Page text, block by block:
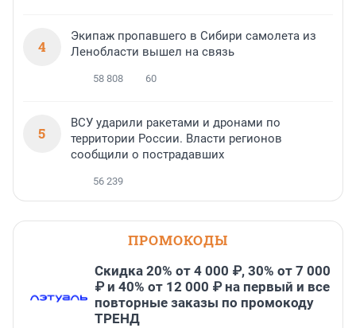
4
Экипаж пропавшего в Сибири самолета из
Ленобласти вышел на связь
58 808 60
5
ВСУ ударили ракетами и дронами по
территории России. Власти регионов
сообщили о пострадавших
56 239
ПРОМОКОДЫ
Скидка 20% от 4 000 ₽, 30% от 7 000
₽ и 40% от 12 000 ₽ на первый и все
повторные заказы по промокоду
ТРЕНД